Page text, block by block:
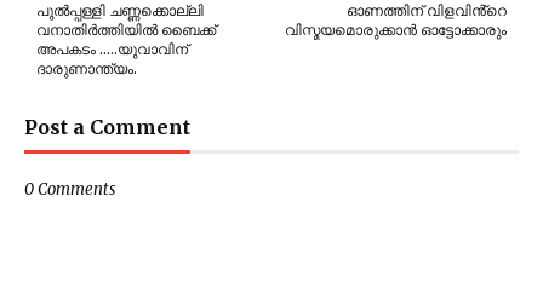
ഓണത്തിന് വിളവിൻ്റെ
വിസ്മയമൊരുക്കാൻ ഓട്ടോക്കാരും
പുല്‍പ്പള്ളി ചണ്ണക്കൊല്ലി
വനാതിര്‍ത്തിയില്‍ ബൈക്ക്
അപകടം .....യുവാവിന്
ദാരുണാന്ത്യം.
Post a Comment
0 Comments